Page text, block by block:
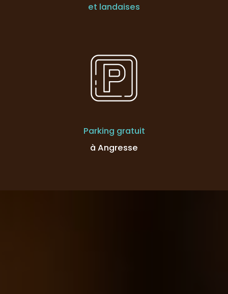
et landaises
Parking gratuit
à Angresse